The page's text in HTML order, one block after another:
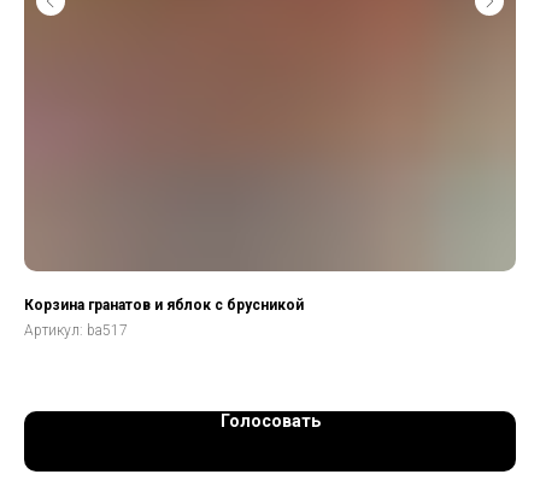
Корзина гранатов и яблок с брусникой
Артикул: ba517
Голосовать